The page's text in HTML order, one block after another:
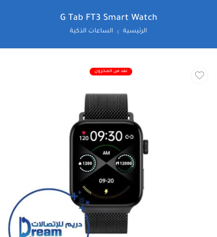
G Tab FT3 Smart Watch
الرئيسية الساعات الذكية
نفذ من المخزون